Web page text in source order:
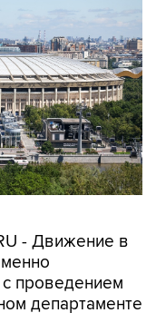
- Движение в
с проведением
департаменте